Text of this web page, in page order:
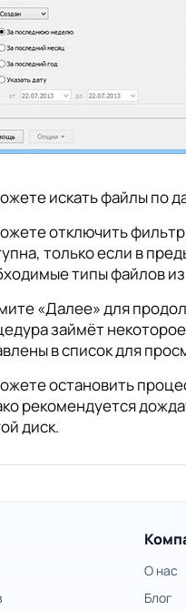
искать файлы по
отключить
только если в
типы файлов
«Далее» для
займёт
в список для
остановить
рекомендуется
диск.
О нас
Блог